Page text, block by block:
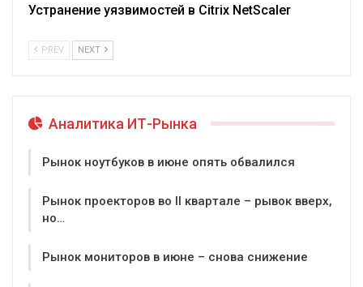
Устранение уязвимостей в Citrix NetScaler
PREV NEXT
Аналитика ИТ-Рынка
Рынок ноутбуков в июне опять обвалился
Рынок проекторов во II квартале – рывок вверх,
но…
Рынок мониторов в июне – снова снижение